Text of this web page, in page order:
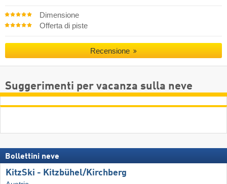
Dimensione
Offerta di piste
Recensione
Suggerimenti per vacanza sulla neve
Bollettini neve
KitzSki - Kitzbühel/​Kirchberg